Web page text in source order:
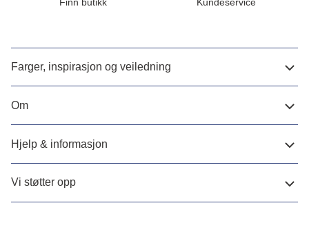
Farger, inspirasjon og veiledning
Om
Hjelp & informasjon
Vi støtter opp